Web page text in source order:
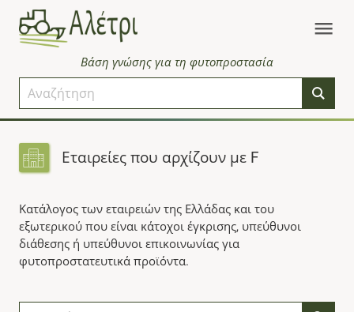
Βάση γνώσης για τη φυτοπροστασία
Εταιρείες που αρχίζουν με F
Κατάλογος των εταιρειών της Ελλάδας και του
εξωτερικού που είναι κάτοχοι έγκρισης, υπεύθυνοι
διάθεσης ή υπεύθυνοι επικοινωνίας για
φυτοπροστατευτικά προϊόντα.